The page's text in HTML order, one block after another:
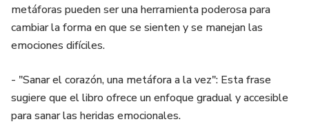
metáforas pueden ser una herramienta poderosa para
cambiar la forma en que se sienten y se manejan las
emociones difíciles.
- "Sanar el corazón, una metáfora a la vez": Esta frase
sugiere que el libro ofrece un enfoque gradual y accesible
para sanar las heridas emocionales.